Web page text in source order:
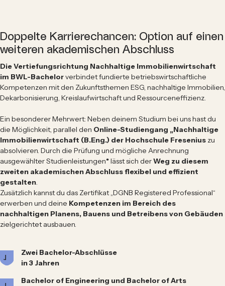
Doppelte Karrierechancen: Option auf einen
weiteren akademischen Abschluss
Die Vertiefungsrichtung Nachhaltige Immobilienwirtschaft
im BWL-Bachelorverbindet fundierte betriebswirtschaftliche
Kompetenzen mit den Zukunftsthemen ESG, nachhaltige Immobilien,
Dekarbonisierung, Kreislaufwirtschaft und Ressourceneffizienz.
Ein besonderer Mehrwert: Neben deinem Studium bei uns hast du
die Möglichkeit, parallel den Online-Studiengang „Nachhaltige
Immobilienwirtschaft (B.Eng.) der Hochschule Fresenius zu
absolvieren. Durch die Prüfung und mögliche Anrechnung
ausgewählter Studienleistungen*lässt sich derWeg zu diesem
zweiten akademischen Abschluss flexibel und effizient
gestalten.
Zusätzlich kannst du das Zertifikat „DGNB Registered Professional“
erwerben und deine Kompetenzen im Bereich des
nachhaltigen Planens, Bauens und Betreibens von Gebäuden
zielgerichtet ausbauen.
Zwei Bachelor-Abschlüsse
in 3 Jahren
Bachelor of Engineering und Bachelor of Arts